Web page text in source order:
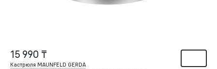
15 990 ₸
Кастрюля MAUNFELD GERDA